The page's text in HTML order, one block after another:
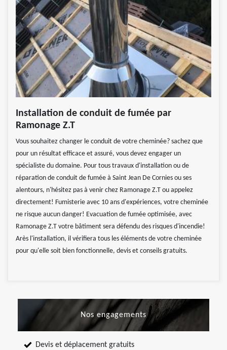
Installation de conduit de fumée par
Ramonage Z.T
Vous souhaitez changer le conduit de votre cheminée? sachez que
pour un résultat efficace et assuré, vous devez engager un
spécialiste du domaine. Pour tous travaux d'installation ou de
réparation de conduit de fumée à Saint Jean De Cornies ou ses
alentours, n'hésitez pas à venir chez Ramonage Z.T ou appelez
directement! Fumisterie avec 10 ans d'expériences, votre cheminée
ne risque aucun danger! Evacuation de fumée optimisée, avec
Ramonage Z.T votre bâtiment sera défendu des risques d'incendie!
Arès l'installation, il vérifiera tous les éléments de votre cheminée
pour qu'elle soit bien fonctionnelle, devis et conseils gratuits.
Nos engagements
Devis et déplacement gratuits